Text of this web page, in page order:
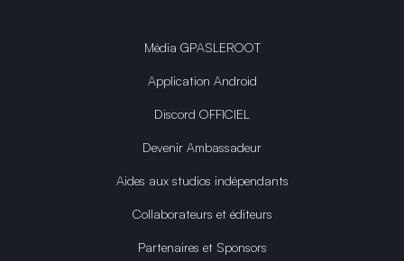
Média GPASLEROOT
Application Android
Discord OFFICIEL
Devenir Ambassadeur
Aides aux studios indépendants
Collaborateurs et éditeurs
Partenaires et Sponsors